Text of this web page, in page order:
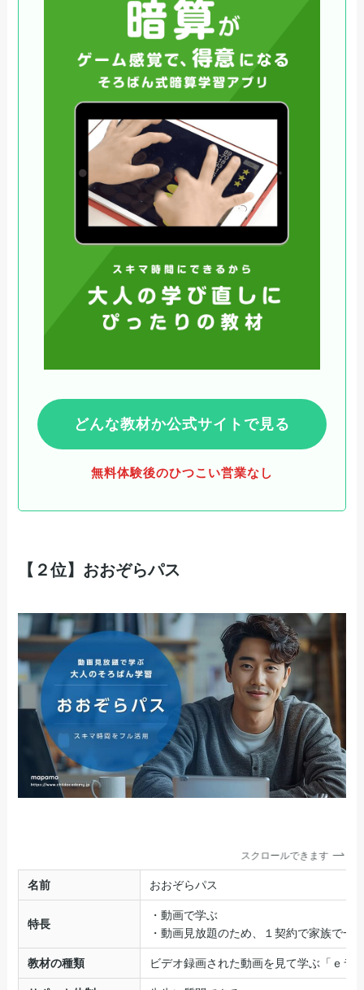
どんな教材か公式サイトで見る
無料体験後のひつこい営業なし
【２位】おおぞらパス
スクロールできます
名前 おおぞらパス
特長
・動画で学ぶ
・動画見放題のため、１契約で家族で一
教材の種類 ビデオ録画された動画を見て学ぶ「ｅラ